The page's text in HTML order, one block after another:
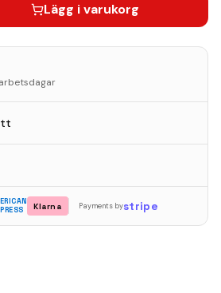
Lägg i varukorg
Klarna Payments bystripe